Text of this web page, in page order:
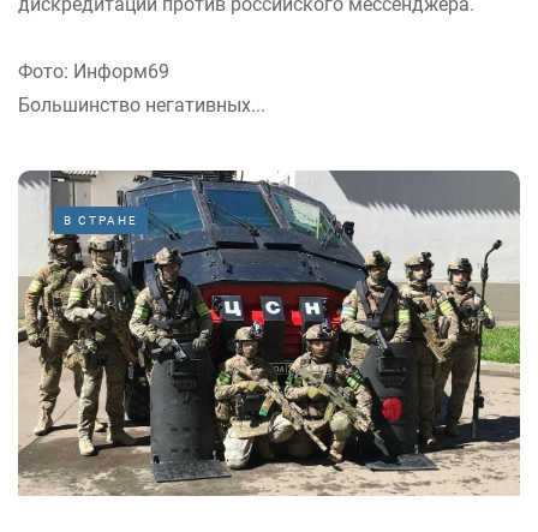
Фото: Информ69
Большинство негативных...
В СТРАНЕ